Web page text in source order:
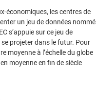
économiques, les centres de
un jeu de données nommé
s’appuie sur ce jeu de
projeter dans le futur. Pour
moyenne à l’échelle du globe
moyenne en fin de siècle